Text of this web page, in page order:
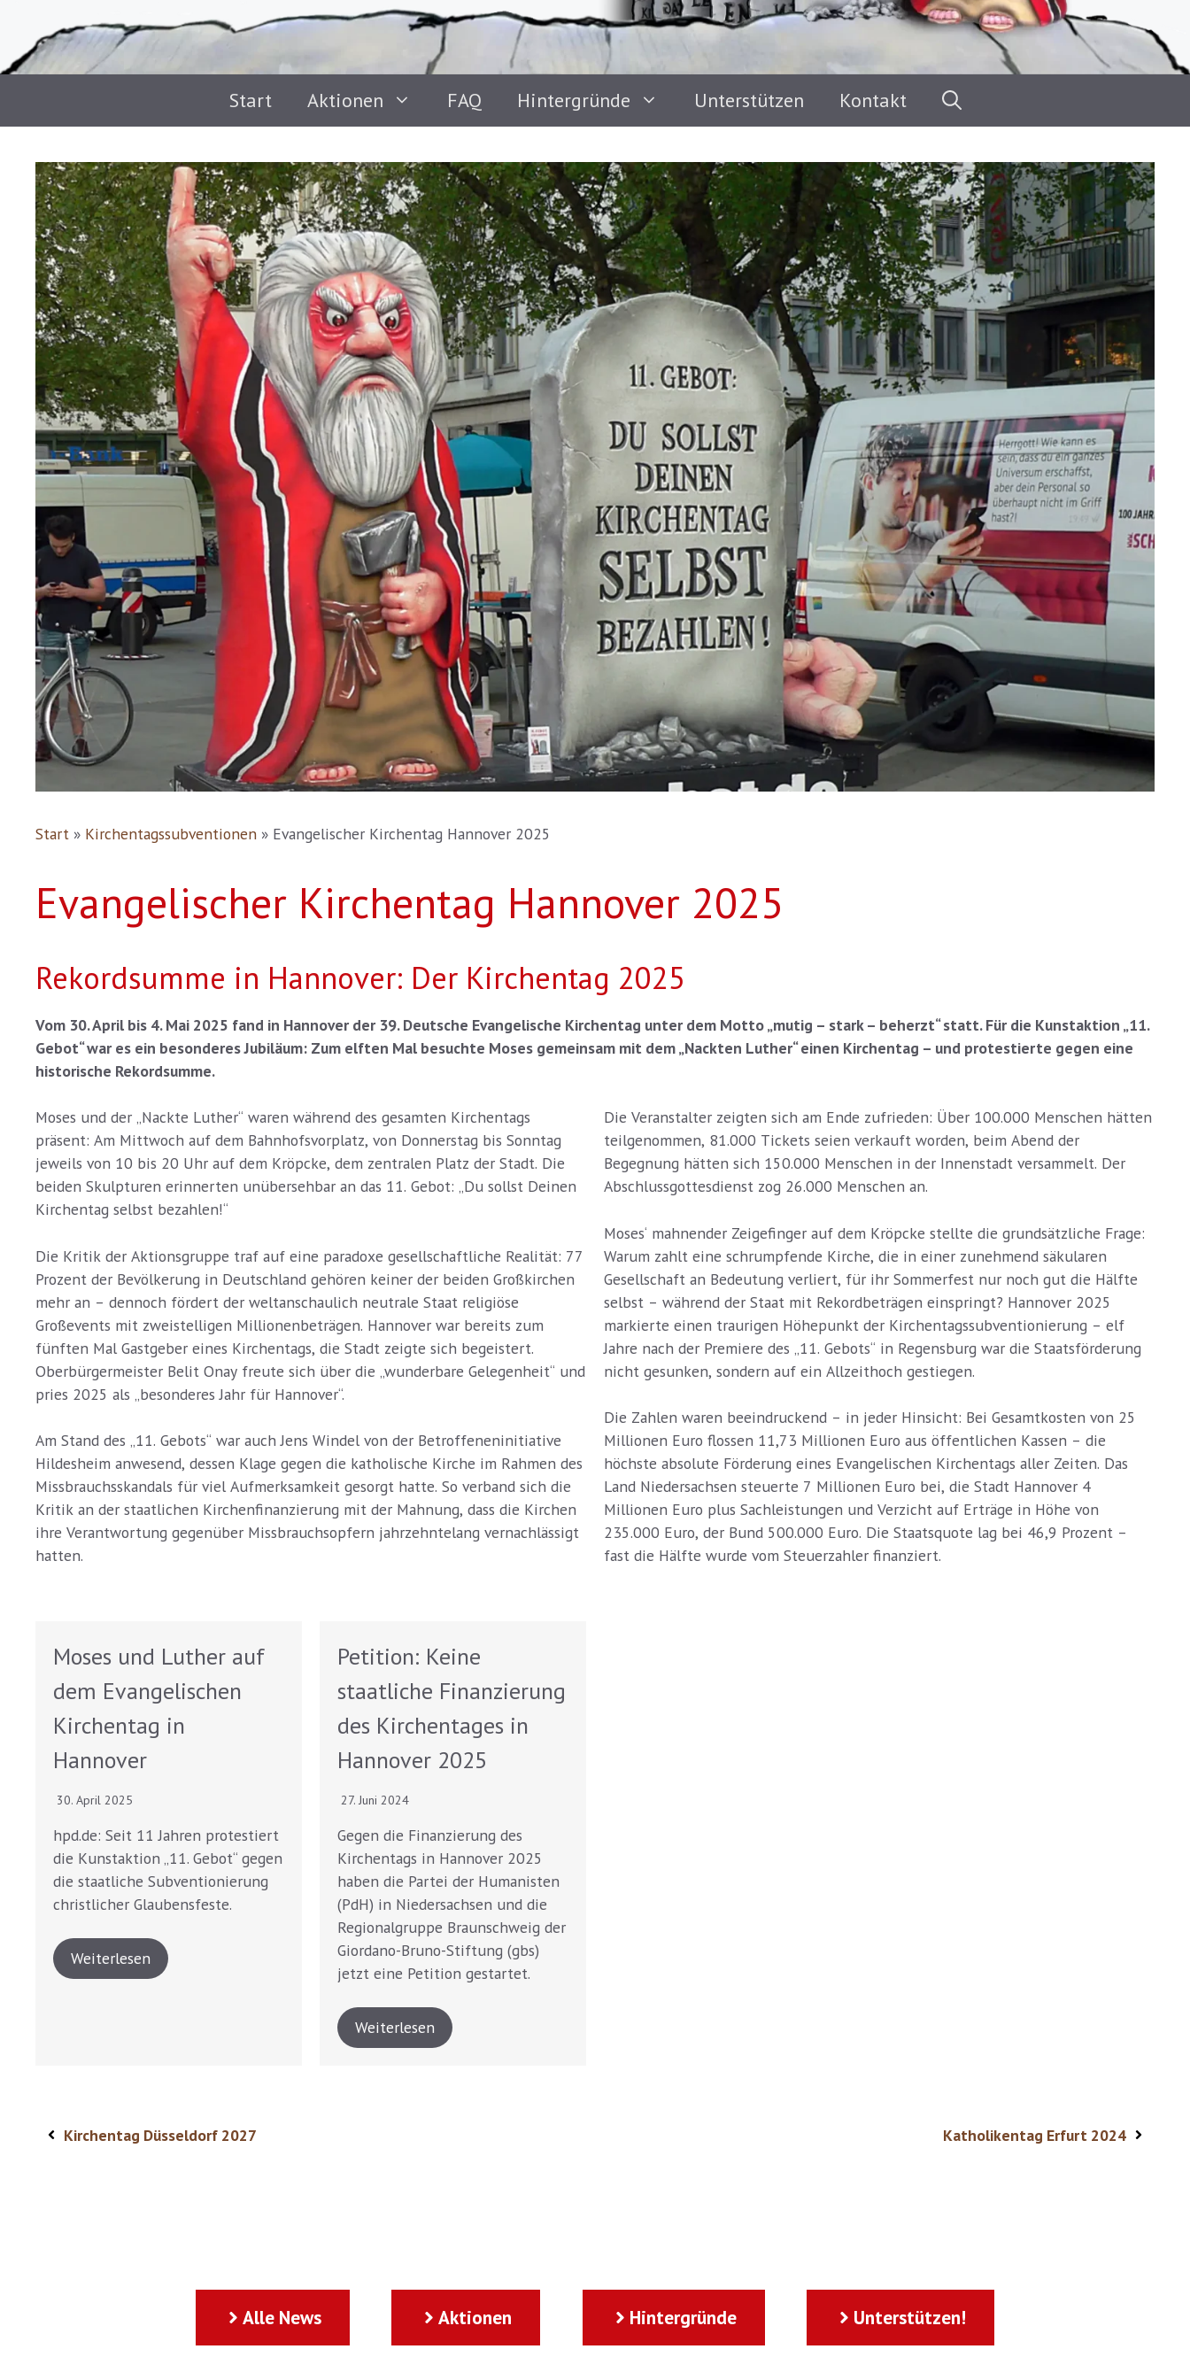
Start Aktionen FAQ Hintergründe Unterstützen Kontakt
Start » Kirchentagssubventionen » Evangelischer Kirchentag Hannover 2025
Evangelischer Kirchentag Hannover 2025
Rekordsumme in Hannover: Der Kirchentag 2025
Vom 30. April bis 4. Mai 2025 fand in Hannover der 39. Deutsche Evangelische Kirchentag unter dem Motto „mutig – stark – beherzt“ statt. Für die Kunstaktion „11.
Gebot“ war es ein besonderes Jubiläum: Zum elften Mal besuchte Moses gemeinsam mit dem „Nackten Luther“ einen Kirchentag – und protestierte gegen eine
historische Rekordsumme.
Moses und der „Nackte Luther“ waren während des gesamten Kirchentags
präsent: Am Mittwoch auf dem Bahnhofsvorplatz, von Donnerstag bis Sonntag
jeweils von 10 bis 20 Uhr auf dem Kröpcke, dem zentralen Platz der Stadt. Die
beiden Skulpturen erinnerten unübersehbar an das 11. Gebot: „Du sollst Deinen
Kirchentag selbst bezahlen!“
Die Kritik der Aktionsgruppe traf auf eine paradoxe gesellschaftliche Realität: 77
Prozent der Bevölkerung in Deutschland gehören keiner der beiden Großkirchen
mehr an – dennoch fördert der weltanschaulich neutrale Staat religiöse
Großevents mit zweistelligen Millionenbeträgen. Hannover war bereits zum
fünften Mal Gastgeber eines Kirchentags, die Stadt zeigte sich begeistert.
Oberbürgermeister Belit Onay freute sich über die „wunderbare Gelegenheit“ und
pries 2025 als „besonderes Jahr für Hannover“.
Am Stand des „11. Gebots“ war auch Jens Windel von der Betroffeneninitiative
Hildesheim anwesend, dessen Klage gegen die katholische Kirche im Rahmen des
Missbrauchsskandals für viel Aufmerksamkeit gesorgt hatte. So verband sich die
Kritik an der staatlichen Kirchenfinanzierung mit der Mahnung, dass die Kirchen
ihre Verantwortung gegenüber Missbrauchsopfern jahrzehntelang vernachlässigt
hatten.
Die Veranstalter zeigten sich am Ende zufrieden: Über 100.000 Menschen hätten
teilgenommen, 81.000 Tickets seien verkauft worden, beim Abend der
Begegnung hätten sich 150.000 Menschen in der Innenstadt versammelt. Der
Abschlussgottesdienst zog 26.000 Menschen an.
Moses‘ mahnender Zeigefinger auf dem Kröpcke stellte die grundsätzliche Frage:
Warum zahlt eine schrumpfende Kirche, die in einer zunehmend säkularen
Gesellschaft an Bedeutung verliert, für ihr Sommerfest nur noch gut die Hälfte
selbst – während der Staat mit Rekordbeträgen einspringt? Hannover 2025
markierte einen traurigen Höhepunkt der Kirchentagssubventionierung – elf
Jahre nach der Premiere des „11. Gebots“ in Regensburg war die Staatsförderung
nicht gesunken, sondern auf ein Allzeithoch gestiegen.
Die Zahlen waren beeindruckend – in jeder Hinsicht: Bei Gesamtkosten von 25
Millionen Euro flossen 11,73 Millionen Euro aus öffentlichen Kassen – die
höchste absolute Förderung eines Evangelischen Kirchentags aller Zeiten. Das
Land Niedersachsen steuerte 7 Millionen Euro bei, die Stadt Hannover 4
Millionen Euro plus Sachleistungen und Verzicht auf Erträge in Höhe von
235.000 Euro, der Bund 500.000 Euro. Die Staatsquote lag bei 46,9 Prozent –
fast die Hälfte wurde vom Steuerzahler finanziert.
Moses und Luther auf
dem Evangelischen
Kirchentag in
Hannover
30. April 2025
hpd.de: Seit 11 Jahren protestiert
die Kunstaktion „11. Gebot“ gegen
die staatliche Subventionierung
christlicher Glaubensfeste.
Weiterlesen
Petition: Keine
staatliche Finanzierung
des Kirchentages in
Hannover 2025
27. Juni 2024
Gegen die Finanzierung des
Kirchentags in Hannover 2025
haben die Partei der Humanisten
(PdH) in Niedersachsen und die
Regionalgruppe Braunschweig der
Giordano-Bruno-Stiftung (gbs)
jetzt eine Petition gestartet.
Weiterlesen
Kirchentag Düsseldorf 2027 Katholikentag Erfurt 2024
Alle News Aktionen Hintergründe Unterstützen!